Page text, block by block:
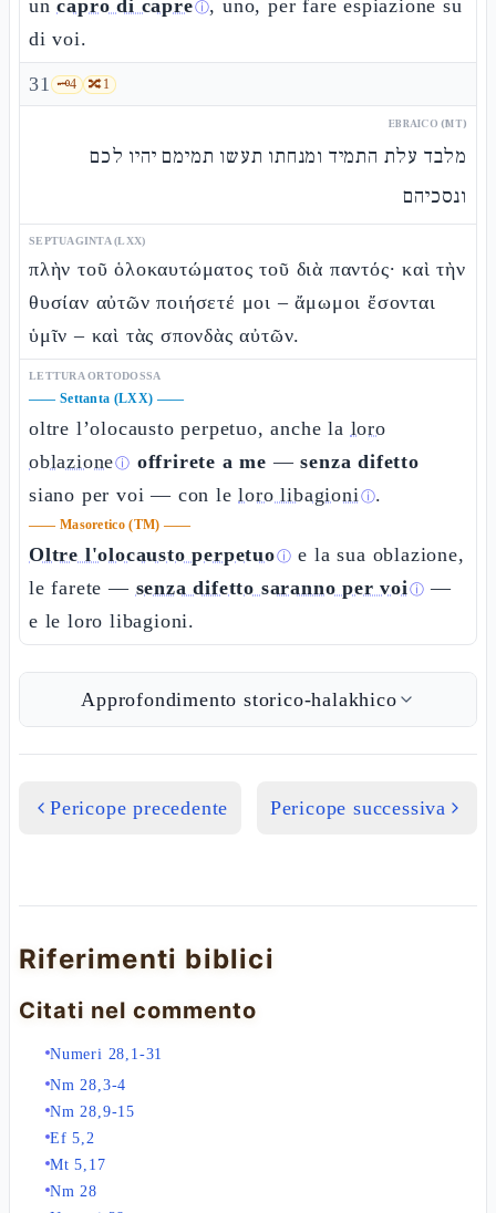
uncapro di capreⓘ, uno, per fare espiazione su
di voi.
31 🗝️4 🔀1
EBRAICO (MT)
מלבד עלת התמיד ומנחתו תעשו תמימם יהיו לכם
ונסכיהם
SEPTUAGINTA (LXX)
πλὴν τοῦ ὁλοκαυτώματος τοῦ διὰ παντός· καὶ τὴν
θυσίαν αὐτῶν ποιήσετέ μοι – ἄμωμοι ἔσονται
ὑμῖν – καὶ τὰς σπονδὰς αὐτῶν.
LETTURA ORTODOSSA
—— Settanta (LXX) ——
oltre l’olocausto perpetuo, anche la loro
oblazioneⓘ offrirete a me —senza difetto
siano per voi — con leloro libagioniⓘ.
—— Masoretico (TM) ——
Oltre l'olocausto perpetuoⓘ e la sua oblazione,
le farete — senza difetto saranno per voiⓘ —
e le loro libagioni.
Approfondimento storico-halakhico
Pericope precedente Pericope successiva
Riferimenti biblici
Citati nel commento
Numeri 28,1-31
Nm 28,3-4
Nm 28,9-15
Ef 5,2
Mt 5,17
Nm 28